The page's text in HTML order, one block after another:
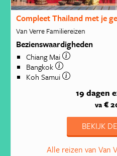
Compleet Thailand met je
Van Verre Familiereizen
Bezienswaardigheden
Chiang Mai
Bangkok
Koh Samui
19 dagen
va €
BEKIJK
Alle reizen van Van